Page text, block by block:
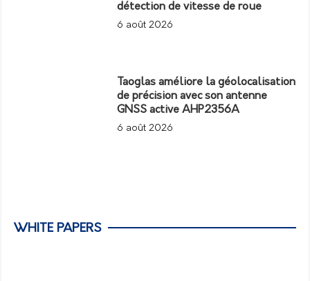
détection de vitesse de roue
6 août 2026
Taoglas améliore la géolocalisation
de précision avec son antenne
GNSS active AHP2356A
6 août 2026
WHITE PAPERS